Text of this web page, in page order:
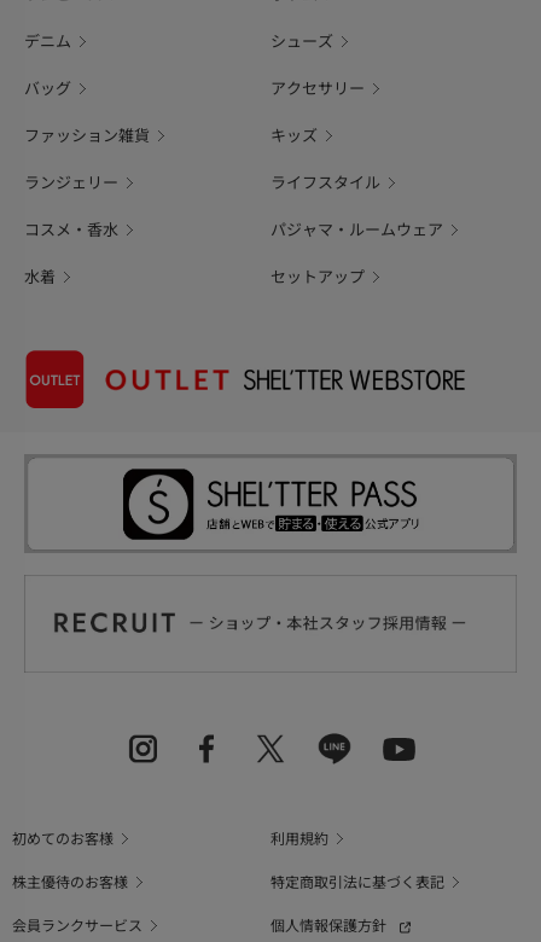
デニム シューズ
バッグ アクセサリー
ファッション雑貨 キッズ
ランジェリー ライフスタイル
コスメ・香水 パジャマ・ルームウェア
水着 セットアップ
初めてのお客様
利用規約
株主優待のお客様
特定商取引法に基づく表記
会員ランクサービス
個人情報保護方針